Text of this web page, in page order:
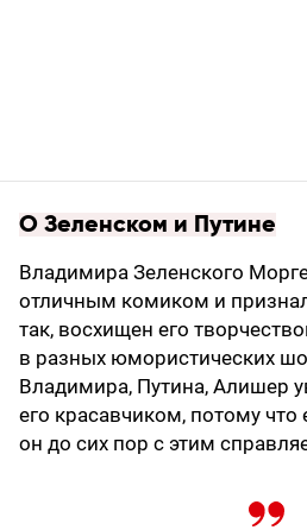
О Зеленском и Путине
Владимира Зеленского
отличным комиком и
так, восхищен его
в разных юмористических
Владимира, Путина, Алишер
его красавчиком, потому что
он до сих пор с этим